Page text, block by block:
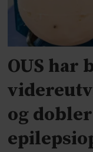
OUS har
og